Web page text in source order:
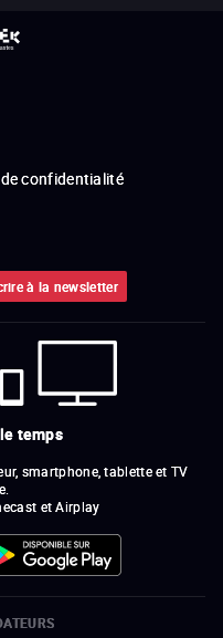
confidentialité
à la newsletter
temps
smartphone, tablette et TV
et Airplay